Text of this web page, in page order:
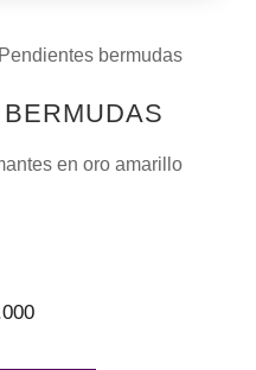
bermudas
en oro amarillo